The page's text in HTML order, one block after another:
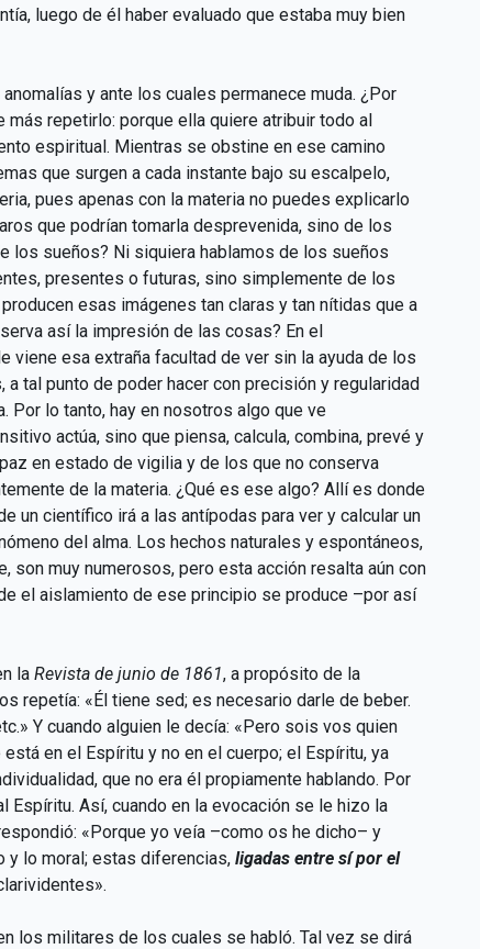
luego de él haber evaluado que estaba muy bien
y ante los cuales permanece muda. ¿Por
repetirlo: porque ella quiere atribuir todo al
espiritual. Mientras se obstine en ese camino
que surgen a cada instante bajo su escalpelo,
pues apenas con la materia no puedes explicarlo
que podrían tomarla desprevenida, sino de los
los sueños? Ni siquiera hablamos de los sueños
presentes o futuras, sino simplemente de los
esas imágenes tan claras y tan nítidas que a
así la impresión de las cosas? En el
viene esa extraña facultad de ver sin la ayuda de los
tal punto de poder hacer con precisión y regularidad
Por lo tanto, hay en nosotros algo que ve
actúa, sino que piensa, calcula, combina, prevé y
en estado de vigilia y de los que no conserva
de la materia. ¿Qué es ese algo? Allí es donde
un científico irá a las antípodas para ver y calcular un
del alma. Los hechos naturales y espontáneos,
son muy numerosos, pero esta acción resalta aún con
el aislamiento de ese principio se produce –por así
la Revista de junio de 1861, a propósito de la
repetía: «Él tiene sed; es necesario darle de beber.
Y cuando alguien le decía: «Pero sois vos quien
en el Espíritu y no en el cuerpo; el Espíritu, ya
que no era él propiamente hablando. Por
Espíritu. Así, cuando en la evocación se le hizo la
«Porque yo veía –como os he dicho– y
lo moral; estas diferencias, ligadas entre sí por el
los militares de los cuales se habló. Tal vez se dirá